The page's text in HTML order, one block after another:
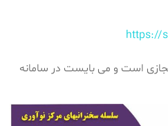
https://
است و می بایست در سامانه